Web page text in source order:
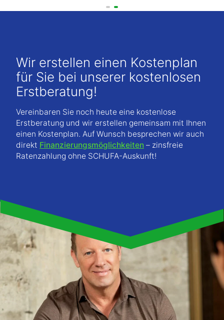
Wir erstellen einen Kostenplan
für Sie bei unserer kostenlosen
Erstberatung!
Vereinbaren Sie noch heute eine kostenlose
Erstberatung und wir erstellen gemeinsam mit Ihnen
einen Kostenplan. Auf Wunsch besprechen wir auch
direkt Finanzierungsmöglichkeiten – zinsfreie
Ratenzahlung ohne SCHUFA-Auskunft!